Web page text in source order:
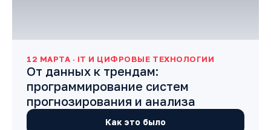
12 МАРТА · IT И ЦИФРОВЫЕ ТЕХНОЛОГИИ
От данных к трендам:
программирование систем
прогнозирования и анализа
Как это было